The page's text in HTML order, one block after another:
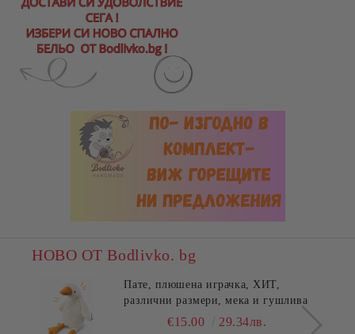
НОВО ОТ Bodlivko. bg
Пате, плюшена играчка, ХИТ,
различни размери, мека и гушлива
€15.00 29.34лв.